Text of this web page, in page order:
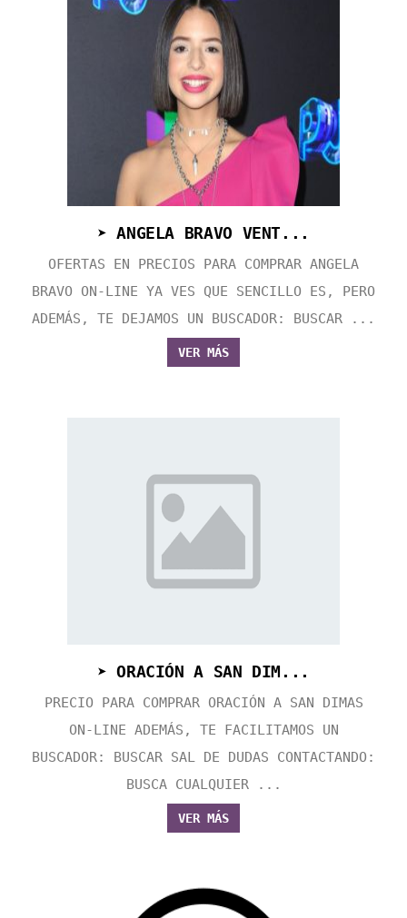
➤ ANGELA BRAVO VENT...
OFERTAS EN PRECIOS PARA COMPRAR ANGELA
BRAVO ON-LINE YA VES QUE SENCILLO ES, PERO
ADEMÁS, TE DEJAMOS UN BUSCADOR: BUSCAR ...
VER MÁS
➤ ORACIÓN A SAN DIM...
PRECIO PARA COMPRAR ORACIÓN A SAN DIMAS
ON-LINE ADEMÁS, TE FACILITAMOS UN
BUSCADOR: BUSCAR SAL DE DUDAS CONTACTANDO:
BUSCA CUALQUIER ...
VER MÁS